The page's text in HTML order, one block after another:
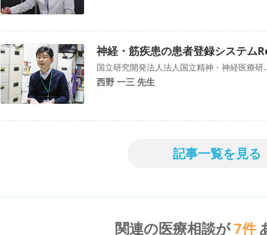
神経・筋疾患の患者登録システム
国立研究開発法人法人国立精神・神経医療研
西野 一三 先生
記事一覧を見る
関連の医療相談が7件